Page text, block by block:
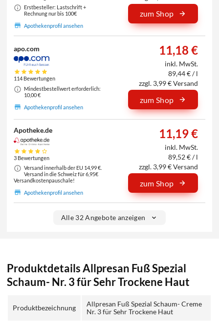
Erstbesteller: Lastschrift +
Rechnung nur bis 100€
Apothekenprofil ansehen
zum Shop
apo.com
114 Bewertungen
Mindestbestellwert erforderlich:
10,00 €
Apothekenprofil ansehen
11,18 €
inkl. MwSt.
89,44 € / l
zzgl. 3,99 € Versand
zum Shop
Apotheke.de
3 Bewertungen
Versand innerhalb der EU 14,99 €.
Versand in die Schweiz für 6,95€
Versandkostenpauschale!
Apothekenprofil ansehen
11,19 €
inkl. MwSt.
89,52 € / l
zzgl. 3,99 € Versand
zum Shop
Alle 32 Angebote anzeigen
Produktdetails Allpresan Fuß Spezial
Schaum- Nr. 3 für Sehr Trockene Haut
Produktbezeichnung
Allpresan Fuß Spezial Schaum- Creme
Nr. 3 für Sehr Trockene Haut